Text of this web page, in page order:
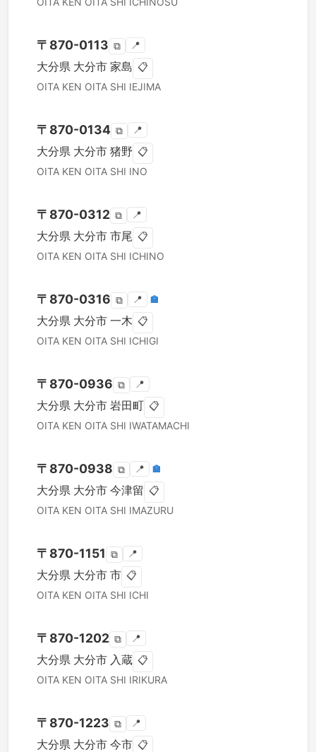
〒 870-0113 ⧉ 📍
大分県 大分市 家島 📋
OITA KEN OITA SHI IEJIMA
〒 870-0134 ⧉ 📍
大分県 大分市 猪野 📋
OITA KEN OITA SHI INO
〒 870-0312 ⧉ 📍
大分県 大分市 市尾 📋
OITA KEN OITA SHI ICHINO
〒 870-0316 ⧉ 📍 🏣
大分県 大分市 一木 📋
OITA KEN OITA SHI ICHIGI
〒 870-0936 ⧉ 📍
大分県 大分市 岩田町 📋
OITA KEN OITA SHI IWATAMACHI
〒 870-0938 ⧉ 📍 🏣
大分県 大分市 今津留 📋
OITA KEN OITA SHI IMAZURU
〒 870-1151 ⧉ 📍
大分県 大分市 市 📋
OITA KEN OITA SHI ICHI
〒 870-1202 ⧉ 📍
大分県 大分市 入蔵 📋
OITA KEN OITA SHI IRIKURA
〒 870-1223 ⧉ 📍
大分県 大分市 今市 📋